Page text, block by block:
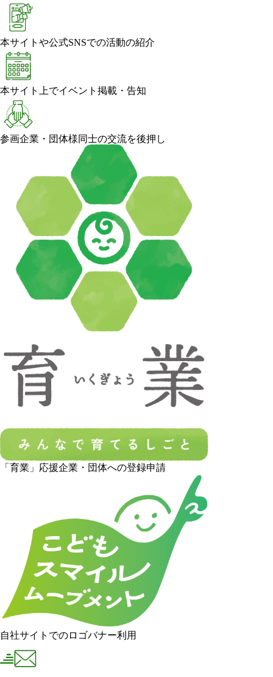
本サイトや公式SNSでの活動の紹介
本サイト上でイベント掲載・告知
参画企業・団体様同士の交流を後押し
「育業」応援企業・団体への登録申請
自社サイトでのロゴバナー利用